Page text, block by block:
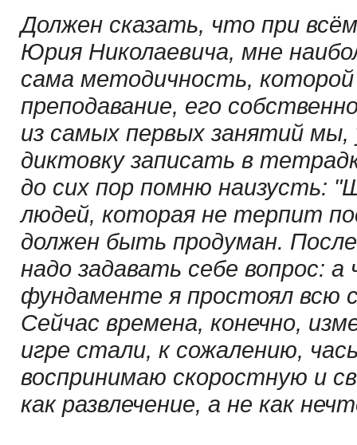
Должен сказать, что при
Юрия Николаевича, мне
сама методичность, которой
преподавание, его
из самых первых занятий мы,
диктовку записать в
до сих пор помню наизусть:
людей, которая не терпит
должен быть продуман.
надо задавать себе вопрос:
фундаменте я простоял всю
Сейчас времена, конечно,
игре стали, к сожалению,
воспринимаю скоростную и
как развлечение, а не как